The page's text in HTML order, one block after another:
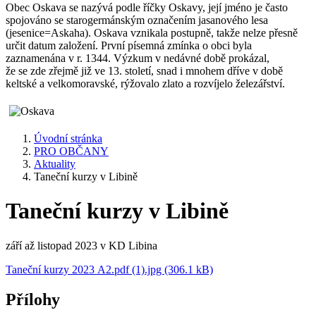
Obec Oskava se nazývá podle říčky Oskavy, její jméno je často
spojováno se starogermánským označením jasanového lesa
(jesenice=Askaha). Oskava vznikala postupně, takže nelze přesně
určit datum založení. První písemná zmínka o obci byla
zaznamenána v r. 1344. Výzkum v nedávné době prokázal,
že se zde zřejmě již ve 13. století, snad i mnohem dříve v době
keltské a velkomoravské, rýžovalo zlato a rozvíjelo železářství.
Úvodní stránka
PRO OBČANY
Aktuality
Taneční kurzy v Libině
Taneční kurzy v Libině
září až listopad 2023 v KD Libina
Taneční kurzy 2023 A2.pdf (1).jpg (306.1 kB)
Přílohy